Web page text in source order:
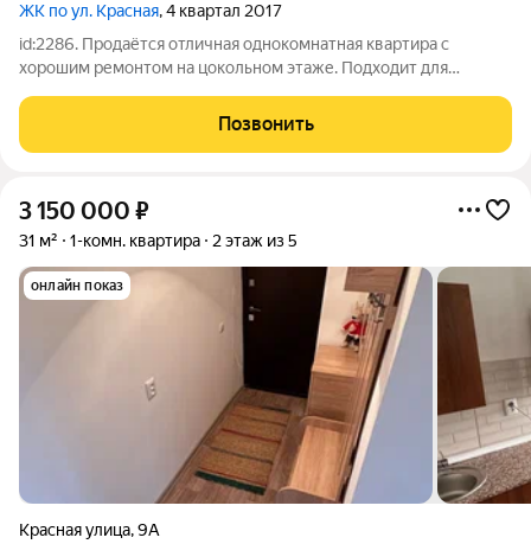
ЖК по ул. Красная, 4 квартал 2017
id:2286. Продаётся отличная однокомнатная квартира с
хорошим ремонтом на цокольном этаже. Подходит для
магазины, парк, пляж. Агентство недвижимости «Черника»
гарантирует безопасность и юридическую
Позвонить
3 150 000 ₽
31 м² 1-комн. квартира 2 этаж из 5
онлайн показ
Красная улица,9А